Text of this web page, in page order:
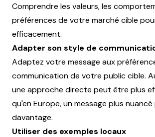
Comprendre les valeurs, les
préférences de votre marché cible
efficacement.
Adapter son style de
Adaptez votre message aux
communication de votre public cible.
une approche directe peut être plus
qu'en Europe, un message plus
davantage.
Utiliser des exemples locaux